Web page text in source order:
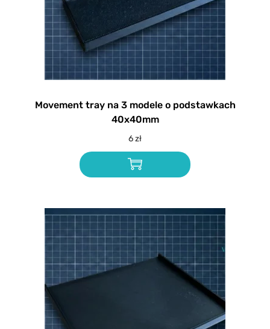
Movement tray na 3 modele o podstawkach
40x40mm
6zł